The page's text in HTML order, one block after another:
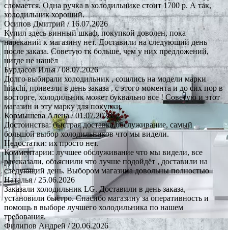
сломается. Одна ручка в холодильнике стоит 1700 р. А так,
холодильник хороший.
Осипов Дмитрий / 16.07.2026
Купил здесь винный шкаф, покупкой доволен, пока
нареканий к магазину нет. Доставили на следующий день
после заказа. Советую тк больше, чем у них предложений,
нигде не нашёл
Бурдасов Илья/ 08.07.2026
Долго выбирали холодильник , сошлись на модели марки
hitachi, привезли в день заказа , с этого момента и до сих пор в
восторге, холодильник может буквально все ! Советую и этот
магазин и эту марку для покупки.
Кормышева Алена/ 01.07.2026
Достоинства: быстрая доставка.обслуживание, самый
большой выбор холодильников что мы видели.
Недостатки: их просто нет.
Комментарии: лучшее обслуживание что мы видели, все
рассказали, объяснили что лучше подойдёт , доставили на
следующий день. Выбором магазина довольны полностью
Наталья/ 25.06.2026
Заказали холодильник LG. Доставили в день заказа,
установили быстро. Спасибо магазину за оперативность и
помощь в выборе лучшего холодильника по нашем
требования.
Филипов Андрей/ 20.06.2026